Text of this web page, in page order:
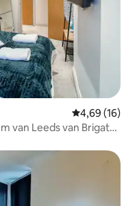
Gemiddelde
4,69 (16)
van Leeds van Brigate |